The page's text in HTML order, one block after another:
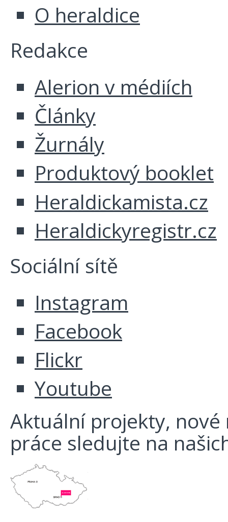
O heraldice
Redakce
Alerion v médiích
Články
Žurnály
Produktový booklet
Heraldickamista.cz
Heraldickyregistr.cz
Sociální sítě
Instagram
Facebook
Flickr
Youtube
Aktuální projekty, nové
práce sledujte na